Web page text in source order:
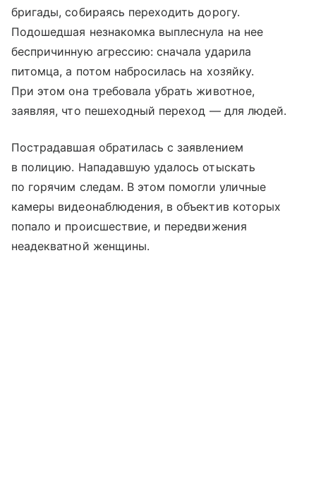
бригады, собираясь переходить дорогу.
Подошедшая незнакомка выплеснула на нее
беспричинную агрессию: сначала ударила
питомца, а потом набросилась на хозяйку.
При этом она требовала убрать животное,
заявляя, что пешеходный переход — для людей.
Пострадавшая обратилась с заявлением
в полицию. Нападавшую удалось отыскать
по горячим следам. В этом помогли уличные
камеры видеонаблюдения, в объектив которых
попало и происшествие, и передвижения
неадекватной женщины.